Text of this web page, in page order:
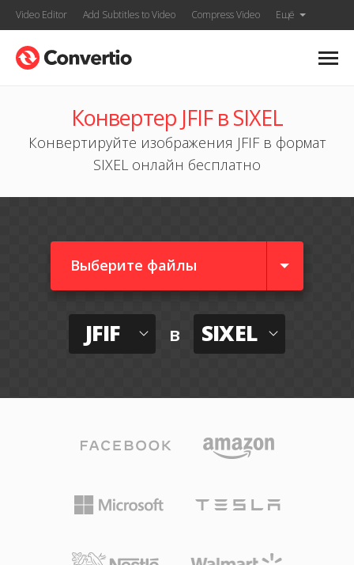
Video Editor Add Subtitles to Video Compress Video Ещё
Конвертер JFIF в SIXEL
Конвертируйте изображения JFIF в формат
SIXEL онлайн бесплатно
Выберите файлы
JFIF в SIXEL